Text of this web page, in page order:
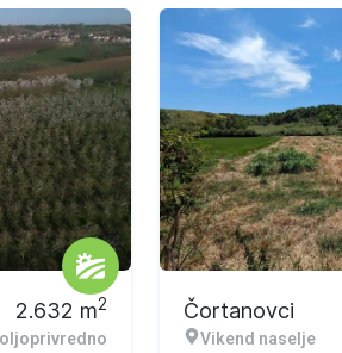
2.632 m2
Čortanovci
Vikend naselje